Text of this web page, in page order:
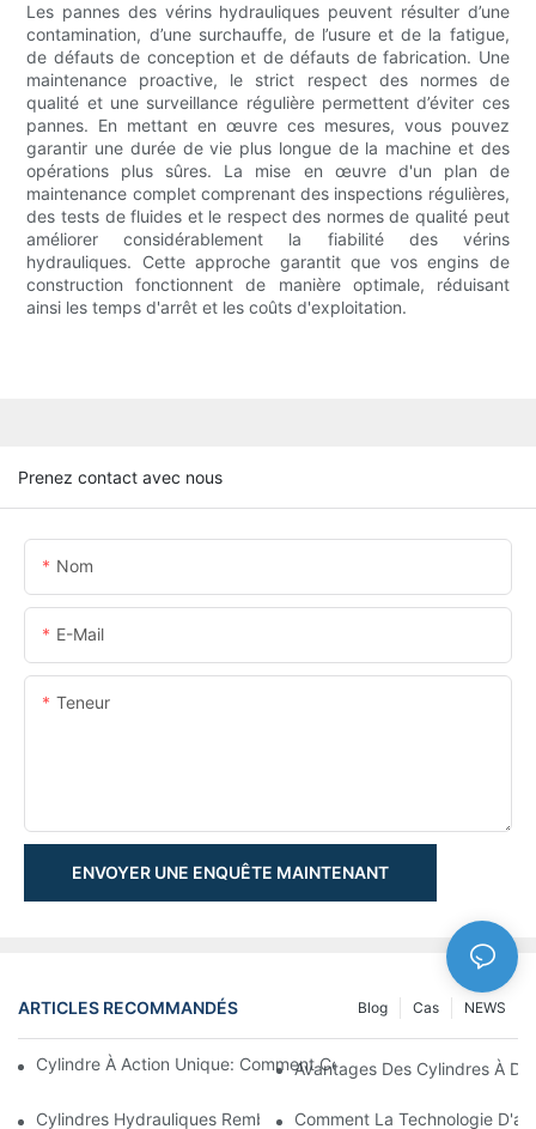
Les pannes des vérins hydrauliques peuvent résulter d’une
contamination, d’une surchauffe, de l’usure et de la fatigue,
de défauts de conception et de défauts de fabrication. Une
maintenance proactive, le strict respect des normes de
qualité et une surveillance régulière permettent d’éviter ces
pannes. En mettant en œuvre ces mesures, vous pouvez
garantir une durée de vie plus longue de la machine et des
opérations plus sûres. La mise en œuvre d'un plan de
maintenance complet comprenant des inspections régulières,
des tests de fluides et le respect des normes de qualité peut
améliorer considérablement la fiabilité des vérins
hydrauliques. Cette approche garantit que vos engins de
construction fonctionnent de manière optimale, réduisant
ainsi les temps d'arrêt et les coûts d'exploitation.
Prenez contact avec nous
Nom
E-Mail
Teneur
ENVOYER UNE ENQUÊTE MAINTENANT
ARTICLES RECOMMANDÉS NEWS
Cas
Blog
Cylindre À Action Unique: Comment Cela Fonctionne &
Avantages Des Cylindres À
Cylindres Hydrauliques Rembourrés: Réduction De L'impact &
Comment La Technologie